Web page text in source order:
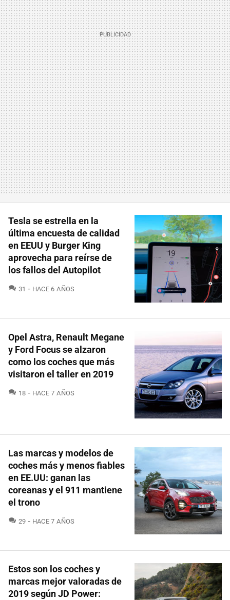
Tesla se estrella en la
última encuesta de calidad
en EEUU y Burger King
aprovecha para reírse de
los fallos del Autopilot
31 COMENTARIOS
HACE 6 AÑOS
Opel Astra, Renault Megane
y Ford Focus se alzaron
como los coches que más
visitaron el taller en 2019
18 COMENTARIOS
HACE 7 AÑOS
Las marcas y modelos de
coches más y menos fiables
en EE.UU: ganan las
coreanas y el 911 mantiene
el trono
29 COMENTARIOS
HACE 7 AÑOS
Estos son los coches y
marcas mejor valoradas de
2019 según JD Power: